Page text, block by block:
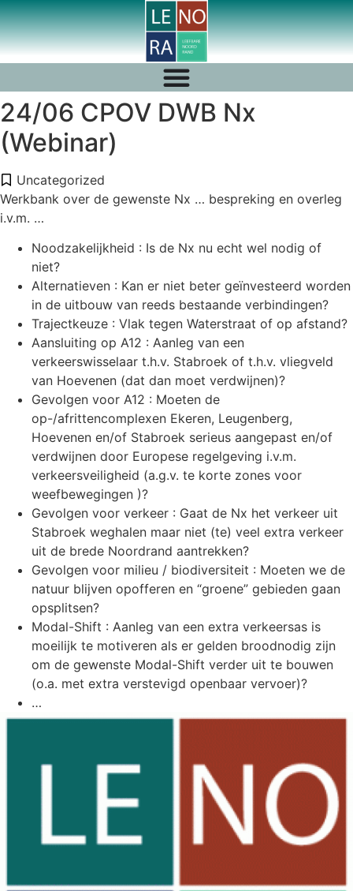
24/06 CPOV DWB Nx
(Webinar)
Uncategorized
Werkbank over de gewenste Nx … bespreking en overleg
i.v.m. …
Noodzakelijkheid : Is de Nx nu echt wel nodig of
niet?
Alternatieven : Kan er niet beter geïnvesteerd worden
in de uitbouw van reeds bestaande verbindingen?
Trajectkeuze : Vlak tegen Waterstraat of op afstand?
Aansluiting op A12 : Aanleg van een
verkeerswisselaar t.h.v. Stabroek of t.h.v. vliegveld
van Hoevenen (dat dan moet verdwijnen)?
Gevolgen voor A12 : Moeten de
op-/afrittencomplexen Ekeren, Leugenberg,
Hoevenen en/of Stabroek serieus aangepast en/of
verdwijnen door Europese regelgeving i.v.m.
verkeersveiligheid (a.g.v. te korte zones voor
weefbewegingen )?
Gevolgen voor verkeer : Gaat de Nx het verkeer uit
Stabroek weghalen maar niet (te) veel extra verkeer
uit de brede Noordrand aantrekken?
Gevolgen voor milieu / biodiversiteit : Moeten we de
natuur blijven opofferen en “groene” gebieden gaan
opsplitsen?
Modal-Shift : Aanleg van een extra verkeersas is
moeilijk te motiveren als er gelden broodnodig zijn
om de gewenste Modal-Shift verder uit te bouwen
(o.a. met extra verstevigd openbaar vervoer)?
…